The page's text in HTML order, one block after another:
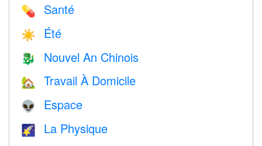
💊 Santé
☀️ Été
🐉 Nouvel An Chinois
🏡 Travail À Domicile
👽 Espace
🌠 La Physique